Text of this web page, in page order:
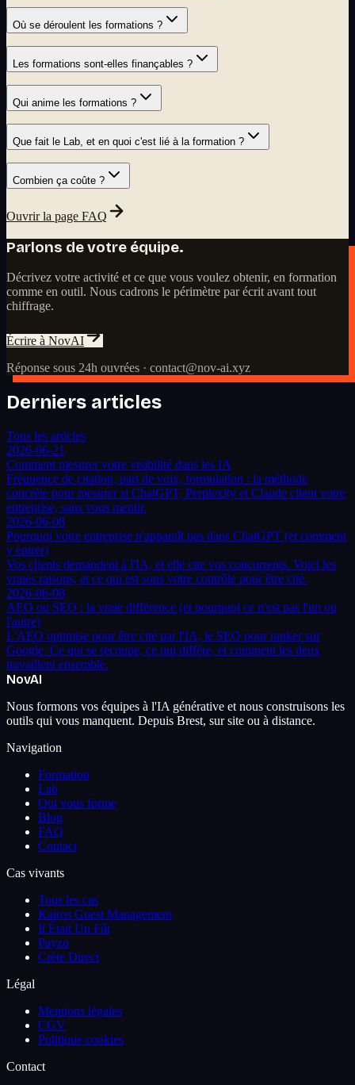
Où se déroulent les formations ?
Les formations sont-elles finançables ?
Qui anime les formations ?
Que fait le Lab, et en quoi c'est lié à la formation ?
Combien ça coûte ?
Ouvrir la page FAQ
Parlons de votre équipe.
Décrivez votre activité et ce que vous voulez obtenir, en formation
comme en outil. Nous cadrons le périmètre par écrit avant tout
chiffrage.
Écrire à NovAI
Réponse sous 24h ouvrées · contact@nov-ai.xyz
Derniers articles
Tous les articles
2026-06-21
Comment mesurer votre visibilité dans les IA
Fréquence de citation, part de voix, formulation : la méthode
concrète pour mesurer si ChatGPT, Perplexity et Claude citent votre
entreprise, sans vous mentir.
2026-06-08
Pourquoi votre entreprise n'apparaît pas dans ChatGPT (et comment
y entrer)
Vos clients demandent à l'IA, et elle cite vos concurrents. Voici les
vraies raisons, et ce qui est sous votre contrôle pour être cité.
2026-06-08
AEO ou SEO : la vraie différence (et pourquoi ce n'est pas l'un ou
l'autre)
L'AEO optimise pour être cité par l'IA, le SEO pour ranker sur
Google. Ce qui se recoupe, ce qui diffère, et comment les deux
travaillent ensemble.
NovAI
Nous formons vos équipes à l'IA générative et nous construisons les
outils qui vous manquent. Depuis Brest, sur site ou à distance.
Navigation
Formation
Lab
Qui vous forme
Blog
FAQ
Contact
Cas vivants
Tous les cas
Kairos Guest Management
Il Était Un Fût
Payzo
Crète Direct
Légal
Mentions légales
CGV
Politique cookies
Contact